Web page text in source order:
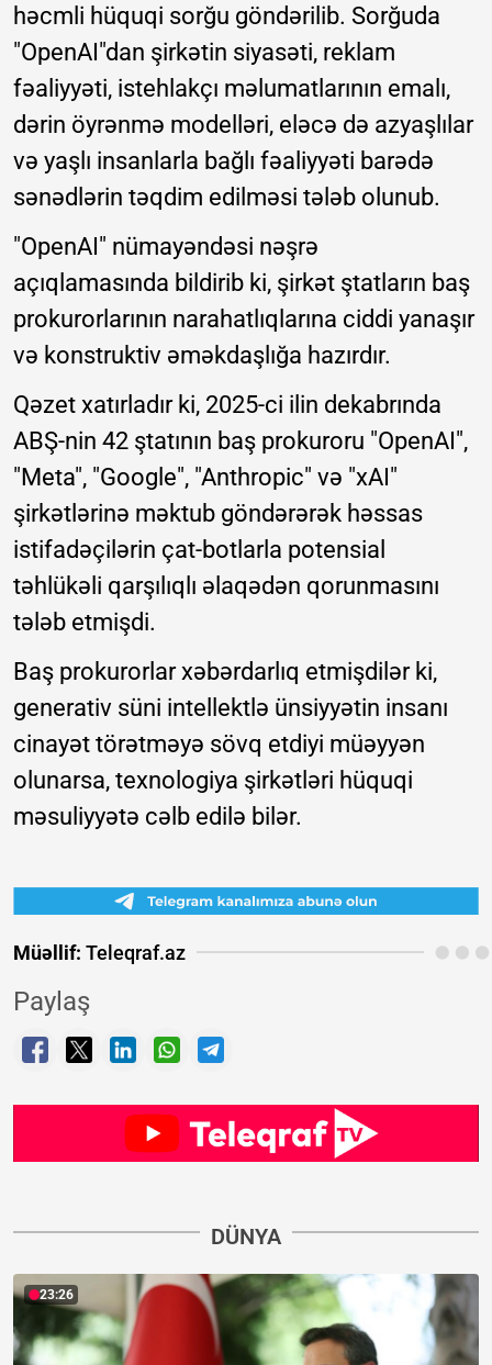
həcmli hüquqi sorğu göndərilib. Sorğuda
"OpenAI"dan şirkətin siyasəti, reklam
fəaliyyəti, istehlakçı məlumatlarının emalı,
dərin öyrənmə modelləri, eləcə də azyaşlılar
və yaşlı insanlarla bağlı fəaliyyəti barədə
sənədlərin təqdim edilməsi tələb olunub.
"OpenAI" nümayəndəsi nəşrə
açıqlamasında bildirib ki, şirkət ştatların baş
prokurorlarının narahatlıqlarına ciddi yanaşır
və konstruktiv əməkdaşlığa hazırdır.
Qəzet xatırladır ki, 2025-ci ilin dekabrında
ABŞ-nin 42 ştatının baş prokuroru "OpenAI",
"Meta", "Google", "Anthropic" və "xAI"
şirkətlərinə məktub göndərərək həssas
istifadəçilərin çat-botlarla potensial
təhlükəli qarşılıqlı əlaqədən qorunmasını
tələb etmişdi.
Baş prokurorlar xəbərdarlıq etmişdilər ki,
generativ süni intellektlə ünsiyyətin insanı
cinayət törətməyə sövq etdiyi müəyyən
olunarsa, texnologiya şirkətləri hüquqi
məsuliyyətə cəlb edilə bilər.
Müəllif: Teleqraf.az
Paylaş
DÜNYA
23:26